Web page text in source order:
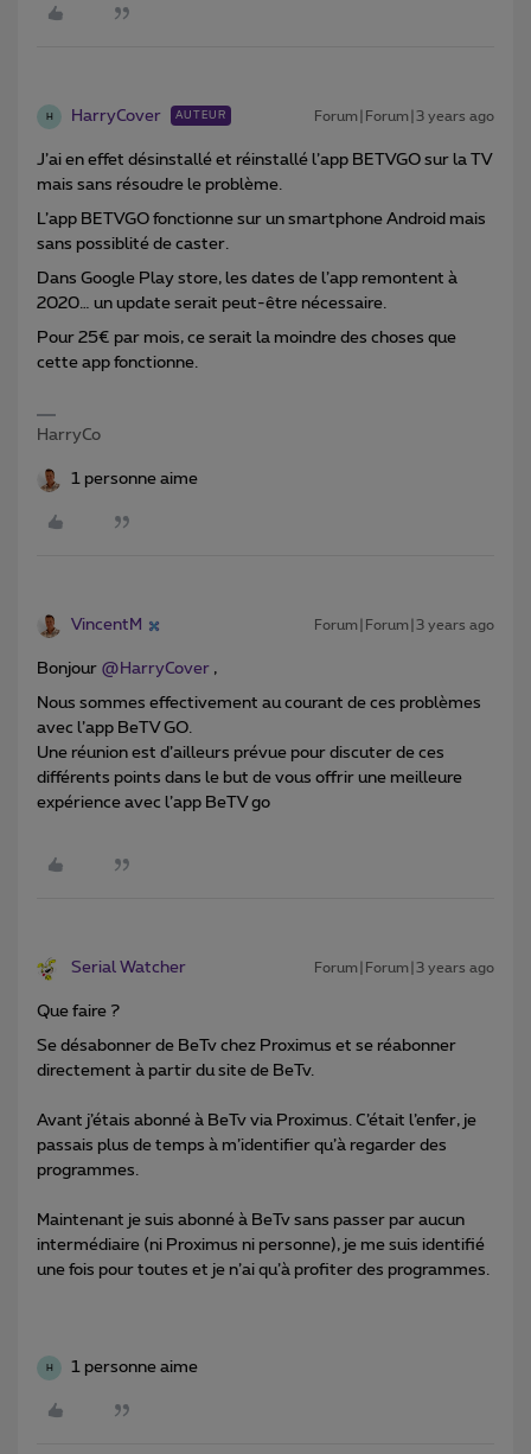
H HarryCover AUTEUR Forum|Forum|3 years ago
J’ai en effet désinstallé et réinstallé l’app BETVGO sur la TV
mais sans résoudre le problème.
L’app BETVGO fonctionne sur un smartphone Android mais
sans possiblité de caster.
Dans Google Play store, les dates de l’app remontent à
2020… un update serait peut-être nécessaire.
Pour 25€ par mois, ce serait la moindre des choses que
cette app fonctionne.
HarryCo
1 personne aime
VincentM Forum|Forum|3 years ago
Bonjour @HarryCover ,
Nous sommes effectivement au courant de ces problèmes
avec l’app BeTV GO.
Une réunion est d’ailleurs prévue pour discuter de ces
différents points dans le but de vous offrir une meilleure
expérience avec l’app BeTV go
Serial Watcher Forum|Forum|3 years ago
Que faire ?
Se désabonner de BeTv chez Proximus et se réabonner
directement à partir du site de BeTv.
Avant j’étais abonné à BeTv via Proximus. C’était l’enfer, je
passais plus de temps à m’identifier qu’à regarder des
programmes.
Maintenant je suis abonné à BeTv sans passer par aucun
intermédiaire (ni Proximus ni personne), je me suis identifié
une fois pour toutes et je n’ai qu’à profiter des programmes.
H 1 personne aime